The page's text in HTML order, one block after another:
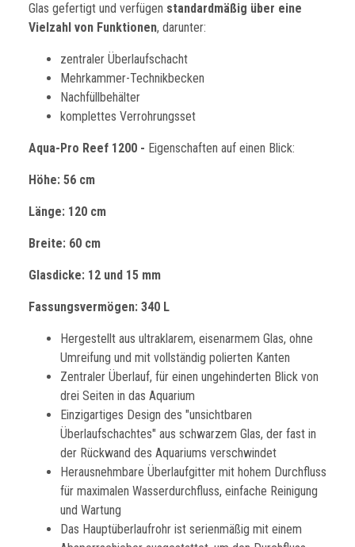
Glas gefertigt und verfügen standardmäßig über eine
Vielzahl von Funktionen, darunter:
zentraler Überlaufschacht
Mehrkammer-Technikbecken
Nachfüllbehälter
komplettes Verrohrungsset
Aqua-Pro Reef 1200 - Eigenschaften auf einen Blick:
Höhe: 56 cm
Länge: 120 cm
Breite: 60 cm
Glasdicke: 12 und 15 mm
Fassungsvermögen: 340 L
Hergestellt aus ultraklarem, eisenarmem Glas, ohne
Umreifung und mit vollständig polierten Kanten
Zentraler Überlauf, für einen ungehinderten Blick von
drei Seiten in das Aquarium
Einzigartiges Design des "unsichtbaren
Überlaufschachtes" aus schwarzem Glas, der fast in
der Rückwand des Aquariums verschwindet
Herausnehmbare Überlaufgitter mit hohem Durchfluss
für maximalen Wasserdurchfluss, einfache Reinigung
und Wartung
Das Hauptüberlaufrohr ist serienmäßig mit einem